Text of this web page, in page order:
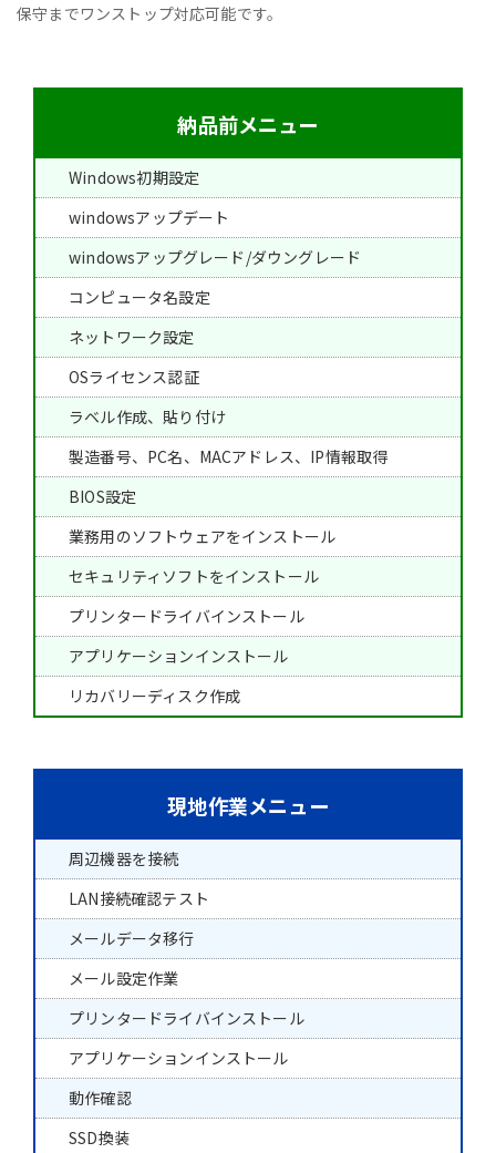
保守までワンストップ対応可能です。
納品前メニュー
Windows初期設定
windowsアップデート
windowsアップグレード/ダウングレード
コンピュータ名設定
ネットワーク設定
OSライセンス認証
ラベル作成、貼り付け
製造番号、PC名、MACアドレス、IP情報取得
BIOS設定
業務用のソフトウェアをインストール
セキュリティソフトをインストール
プリンタードライバインストール
アプリケーションインストール
リカバリーディスク作成
現地作業メニュー
周辺機器を接続
LAN接続確認テスト
メールデータ移行
メール設定作業
プリンタードライバインストール
アプリケーションインストール
動作確認
SSD換装